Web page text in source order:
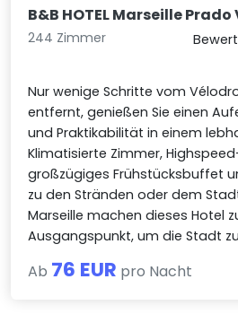
B&B HOTEL Marseille
244 Zimmer
Nur wenige Schritte vom
entfernt, genießen Sie einen
und Praktikabilität in einem
Klimatisierte Zimmer,
großzügiges Frühstücksbuffet
zu den Stränden oder dem
Marseille machen dieses Hotel
Ausgangspunkt, um die Stadt
Ab 76 EUR pro Nacht